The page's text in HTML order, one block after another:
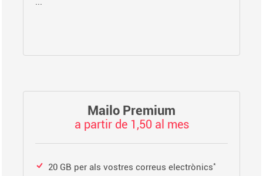
Mailo Premium
a partir de 1,50 al mes
20 GB per als vostres correus electrònics*